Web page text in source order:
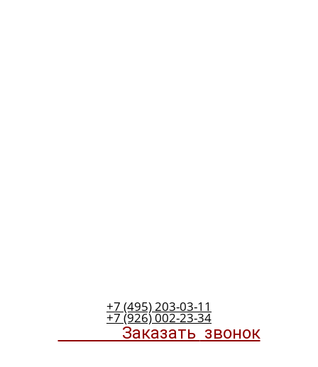
+7 (495) 203-03-11
+7 (926) 002-23-34
Заказать звонок